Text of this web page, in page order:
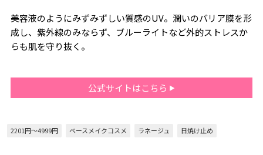
美容液のようにみずみずしい質感のUV。潤いのバリア膜を形
成し、紫外線のみならず、ブルーライトなど外的ストレスか
らも肌を守り抜く。
公式サイトはこちら
2201円～4999円 ベースメイクコスメ ラネージュ 日焼け止め